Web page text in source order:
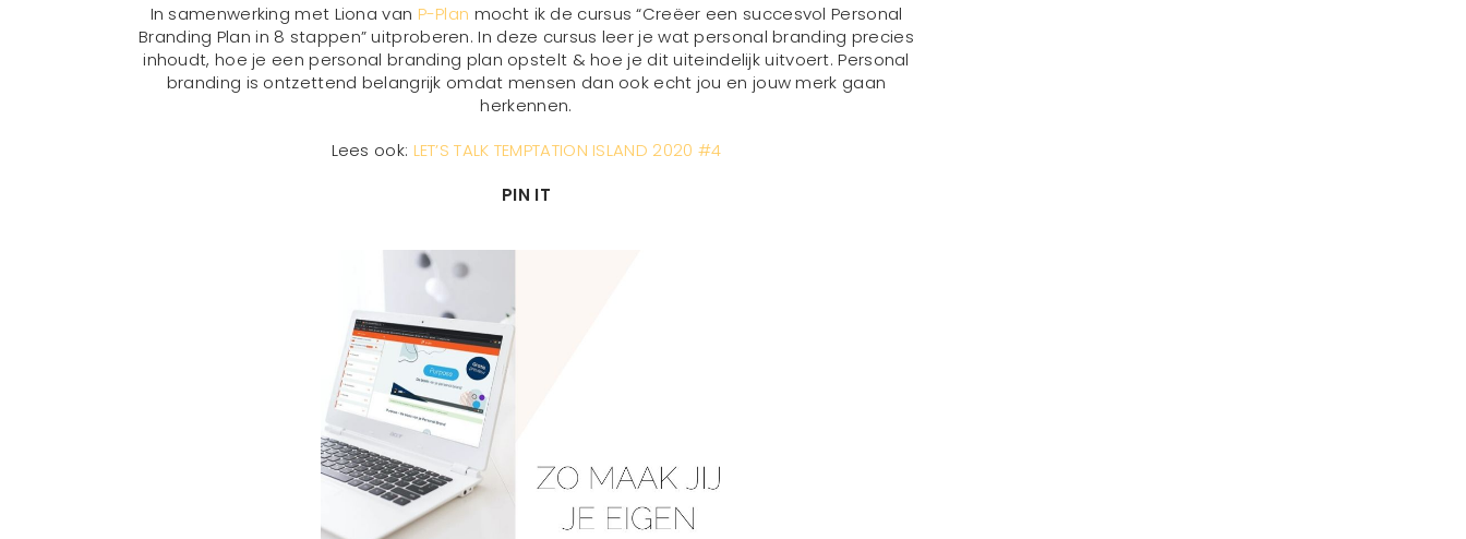
In samenwerking met Liona van P-Plan mocht ik de cursus “Creëer een succesvol Personal
Branding Plan in 8 stappen” uitproberen. In deze cursus leer je wat personal branding precies
inhoudt, hoe je een personal branding plan opstelt & hoe je dit uiteindelijk uitvoert. Personal
branding is ontzettend belangrijk omdat mensen dan ook echt jou en jouw merk gaan
herkennen.
Lees ook: LET’S TALK TEMPTATION ISLAND 2020 #4
PIN IT